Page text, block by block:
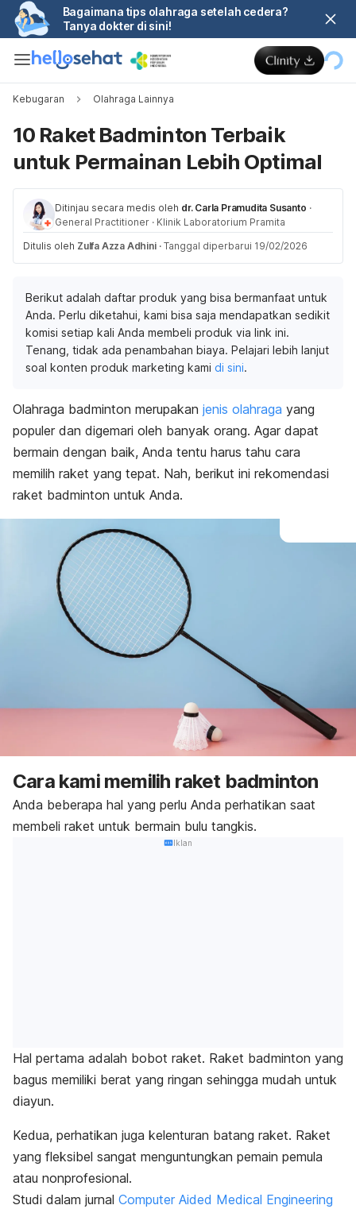
Bagaimana tips olahraga setelah cedera?
Tanya dokter di sini!
Kebugaran Olahraga Lainnya
10 Raket Badminton Terbaik
untuk Permainan Lebih Optimal
Ditinjau secara medis oleh dr. Carla Pramudita Susanto ·
General Practitioner · Klinik Laboratorium Pramita
Ditulis oleh Zulfa Azza Adhini · Tanggal diperbarui 19/02/2026
Berikut adalah daftar produk yang bisa bermanfaat untuk
Anda. Perlu diketahui, kami bisa saja mendapatkan sedikit
komisi setiap kali Anda membeli produk via link ini.
Tenang, tidak ada penambahan biaya. Pelajari lebih lanjut
soal konten produk marketing kami di sini.
Olahraga badminton merupakan jenis olahraga yang
populer dan digemari oleh banyak orang. Agar dapat
bermain dengan baik, Anda tentu harus tahu cara
memilih raket yang tepat. Nah, berikut ini rekomendasi
raket badminton untuk Anda.
Cara kami memilih raket badminton
Anda beberapa hal yang perlu Anda perhatikan saat
membeli raket untuk bermain bulu tangkis.
Iklan
Hal pertama adalah bobot raket. Raket badminton yang
bagus memiliki berat yang ringan sehingga mudah untuk
diayun.
Kedua, perhatikan juga kelenturan batang raket. Raket
yang fleksibel sangat menguntungkan pemain pemula
atau nonprofesional.
Studi dalam jurnal Computer Aided Medical Engineering